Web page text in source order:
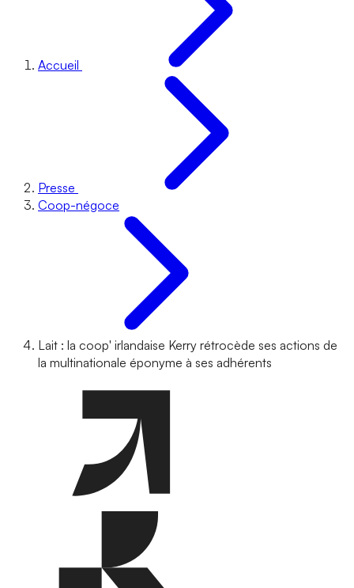
Accueil
Presse
Coop-négoce
Lait : la coop' irlandaise Kerry rétrocède ses actions de
la multinationale éponyme à ses adhérents